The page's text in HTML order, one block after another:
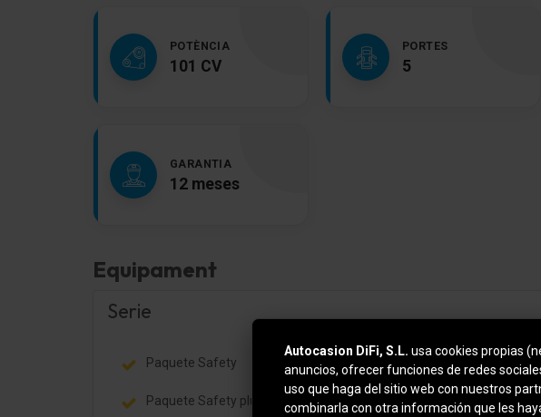
POTÈNCIA
101 CV
PORTES
5
GARANTIA
12 meses
Equipament
Serie
Paquete Safety
Paquete Safety plus
Elevalunas
Transmisor
Autocasion DiFi, S.L. usa cookies propias
anuncios, ofrecer funciones de redes
uso que haga del sitio web con nuestros
combinarla con otra información que les